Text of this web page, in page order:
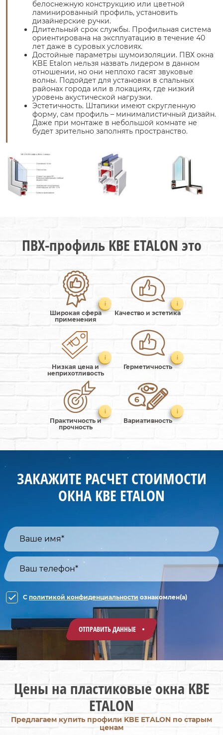
белоснежную конструкцию или цветной
ламинированный профиль, установить
дизайнерские ручки.
Длительный срок службы. Профильная система
ориентирована на эксплуатацию в течение 40
лет даже в суровых условиях.
Достойные параметры шумоизоляции. ПВХ окна
KBE Etalon нельзя назвать лидером в данном
отношении, но они неплохо гасят звуковые
волны. Подойдет для установки в спальных
районах города или в локациях, где низкий
уровень акустической нагрузки.
Эстетичность. Штапики имеют скругленную
форму, сам профиль – минималистичный дизайн.
Даже при монтаже в небольшой комнате не
будет зрительно заполнять пространство.
ПВХ-профиль KBE ETALON это
Широкая сфера
применения
i
Качество и эстетика
i
Низкая цена и
неприхотливость
i
Герметичность
i
Практичность и
прочность
i
Вариативность
i
ЗАКАЖИТЕ РАСЧЕТ СТОИМОСТИ
ОКНА KBE ETALON
C политикой конфиденциальности ознакомлен(а)
ОТПРАВИТЬ ДАННЫЕ
Цены на пластиковые окна KBE
ETALON
Предлагаем купить профили KBE ETALON по старым
ценам